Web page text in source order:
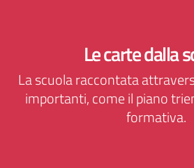
Le carte dalla
La scuola raccontata
importanti, come il piano
formativa.